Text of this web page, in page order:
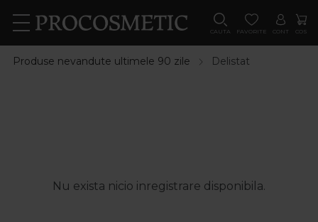
CAUTA FAVORITE CONT COS
Produse nevandute ultimele 90 zile Delistat
Nu exista nicio inregistrare disponibila.